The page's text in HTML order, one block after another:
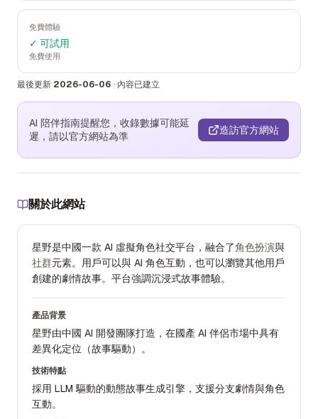
免費體驗
✓ 可試用
免費使用
最後更新 2026-06-06 · 內容已建立
AI 陪伴指南提醒您，收錄數據可能延
遲，請以官方網站為準
造訪官方網站
關於此網站
星野是中國一款 AI 虛擬角色社交平台，融合了角色扮演與
社群元素。用戶可以與 AI 角色互動，也可以瀏覽其他用戶
創建的劇情故事。平台強調沉浸式故事體驗。
產品背景
星野由中國 AI 開發團隊打造，在國產 AI 伴侶市場中具有
差異化定位（故事驅動）。
技術特點
採用 LLM 驅動的動態故事生成引擎，支援分支劇情與角色
互動。